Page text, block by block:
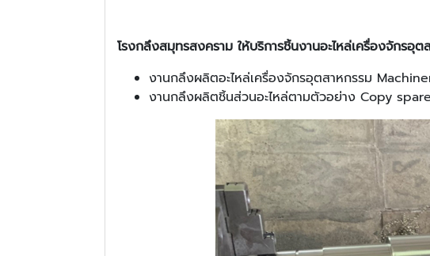
โรงกลึงสมุทรสงคราม ให้บริการชิ้นงานอะไหล่เครื่องจักรอุต
งานกลึงผลิตอะไหล่เครื่องจักรอุตสาหกรรม
งานกลึงผลิตชิ้นส่วนอะไหล่ตามตัวอย่าง Copy